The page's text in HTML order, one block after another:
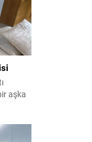
aşka